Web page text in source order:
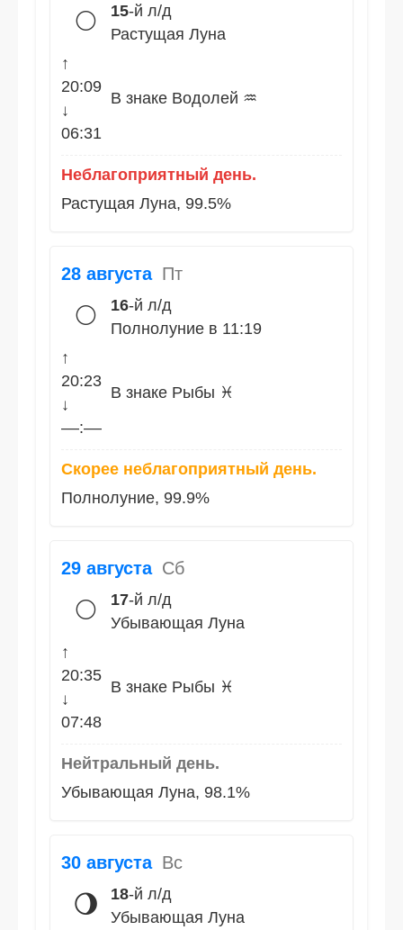
🌕 15-й л/д
Растущая Луна
↑
20:09
↓
06:31
В знаке Водолей ♒
Неблагоприятный день.
Растущая Луна, 99.5%
28 августа Пт
🌕 16-й л/д
Полнолуние в 11:19
↑
20:23
↓
––:––
В знаке Рыбы ♓
Скорее неблагоприятный день.
Полнолуние, 99.9%
29 августа Сб
🌕 17-й л/д
Убывающая Луна
↑
20:35
↓
07:48
В знаке Рыбы ♓
Нейтральный день.
Убывающая Луна, 98.1%
30 августа Вс
🌖 18-й л/д
Убывающая Луна